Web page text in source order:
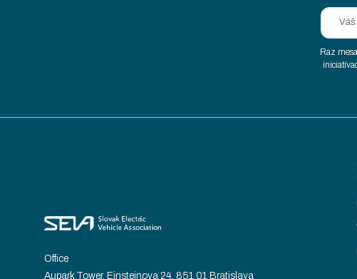
Raz
Office
Aupark Tower, Einsteinova 24, 851 01 Bratislava